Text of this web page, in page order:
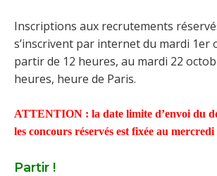
Inscriptions aux recrutements
s’inscrivent par internet du mardi 1er
partir de 12 heures, au mardi 22
heures, heure de Paris.
ATTENTION : la date limite d’envoi du
les concours réservés est fixée au
Partir !